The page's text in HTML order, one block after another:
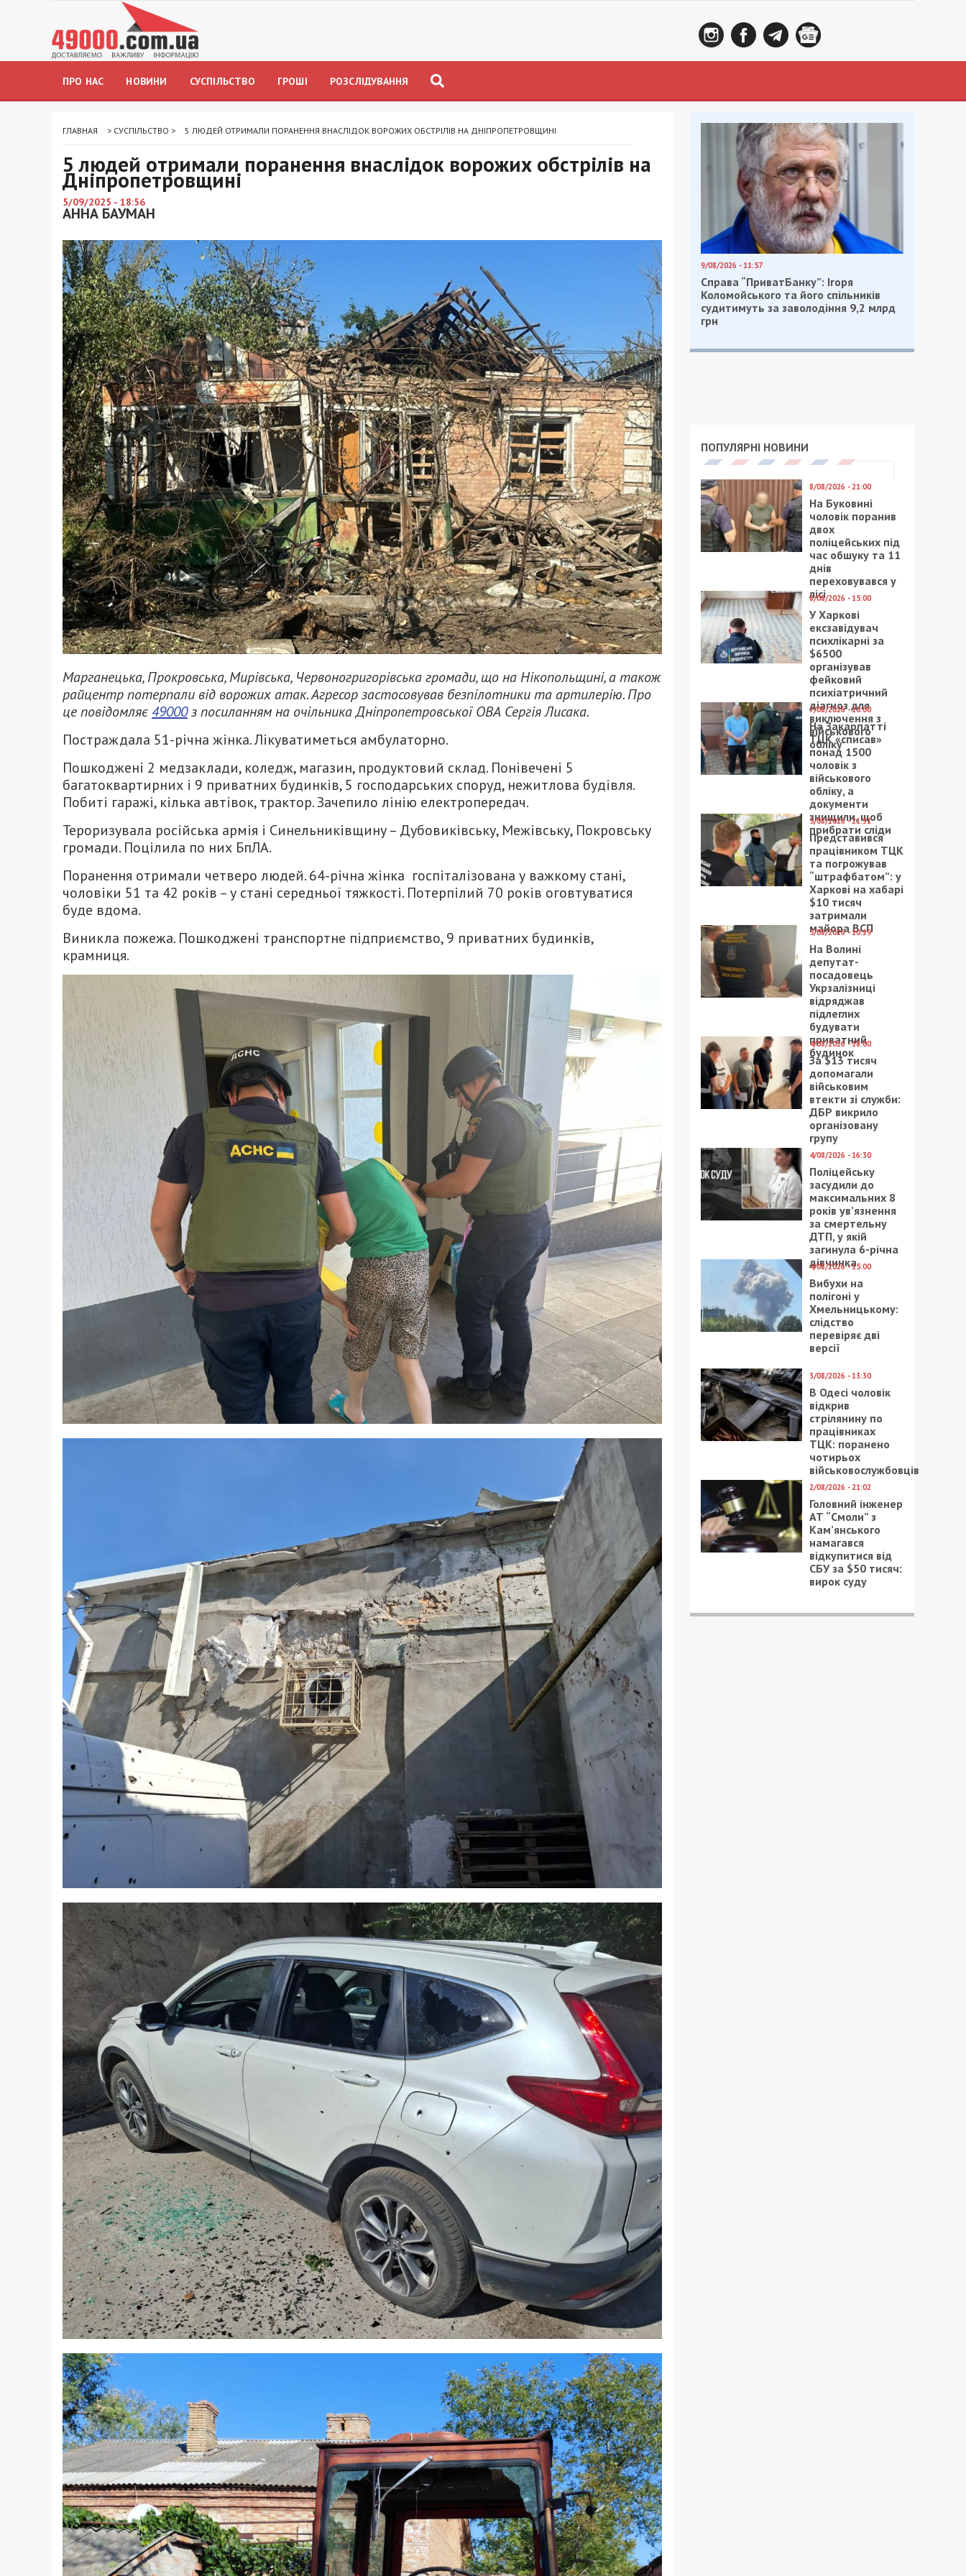
ПРО НАС НОВИНИ СУСПІЛЬСТВО ГРОШІ РОЗСЛІДУВАННЯ
ГЛАВНАЯ > СУСПІЛЬСТВО > 5 ЛЮДЕЙ ОТРИМАЛИ ПОРАНЕННЯ ВНАСЛІДОК ВОРОЖИХ ОБСТРІЛІВ НА ДНІПРОПЕТРОВЩИНІ
5 людей отримали поранення внаслідок ворожих обстрілів на
Дніпропетровщині
5/09/2025 - 18:56
АННА БАУМАН
Марганецька, Прокровська, Мирівська, Червоногригорівська громади, що на Нікопольщині, а також
райцентр потерпали від ворожих атак. Агресор застосовував безпілотники та артилерію. Про
це повідомляє49000з посиланням на очільника Дніпропетровської ОВА Сергія Лисака.
Постраждала 51-річна жінка. Лікуватиметься амбулаторно.
Пошкоджені 2 медзаклади, коледж, магазин, продуктовий склад. Понівечені 5
багатоквартирних і 9 приватних будинків, 5 господарських споруд, нежитлова будівля.
Побиті гаражі, кілька автівок, трактор. Зачепило лінію електропередач.
Тероризувала російська армія і Синельниківщину – Дубовиківську, Межівську, Покровську
громади. Поцілила по них БпЛА.
Поранення отримали четверо людей. 64-річна жінка госпіталізована у важкому стані,
чоловіки 51 та 42 років – у стані середньої тяжкості. Потерпілий 70 років оговтуватися
буде вдома.
Виникла пожежа. Пошкоджені транспортне підприємство, 9 приватних будинків,
крамниця.
9/08/2026 - 11:57
Справа “ПриватБанку”: Ігоря
Коломойського та його спільників
судитимуть за заволодіння 9,2 млрд
грн
ПОПУЛЯРНІ НОВИНИ
8/08/2026 - 21:00
На Буковині
чоловік поранив
двох
поліцейських під
час обшуку та 11
днів
переховувався у
лісі
8/08/2026 - 15:00
У Харкові
ексзавідувач
психлікарні за
$6500
організував
фейковий
психіатричний
діагноз для
виключення з
військового
обліку
7/08/2026 - 15:00
На Закарпатті
ТЦК «списав»
понад 1500
чоловік з
військового
обліку, а
документи
знищили, щоб
прибрати сліди
5/08/2026 - 21:31
Представився
працівником ТЦК
та погрожував
“штрафбатом”: у
Харкові на хабарі
$10 тисяч
затримали
майора ВСП
5/08/2026 - 10:29
На Волині
депутат-
посадовець
Укрзалізниці
відряджав
підлеглих
будувати
приватний
будинок
4/08/2026 - 18:00
За $13 тисяч
допомагали
військовим
втекти зі служби:
ДБР викрило
організовану
групу
4/08/2026 - 16:30
Поліцейську
засудили до
максимальних 8
років ув’язнення
за смертельну
ДТП, у якій
загинула 6-річна
дівчинка
4/08/2026 - 15:00
Вибухи на
полігоні у
Хмельницькому:
слідство
перевіряє дві
версії
3/08/2026 - 13:30
В Одесі чоловік
відкрив
стрілянину по
працівниках
ТЦК: поранено
чотирьох
військовослужбовців
2/08/2026 - 21:02
Головний інженер
АТ “Смоли” з
Кам’янського
намагався
відкупитися від
СБУ за $50 тисяч:
вирок суду